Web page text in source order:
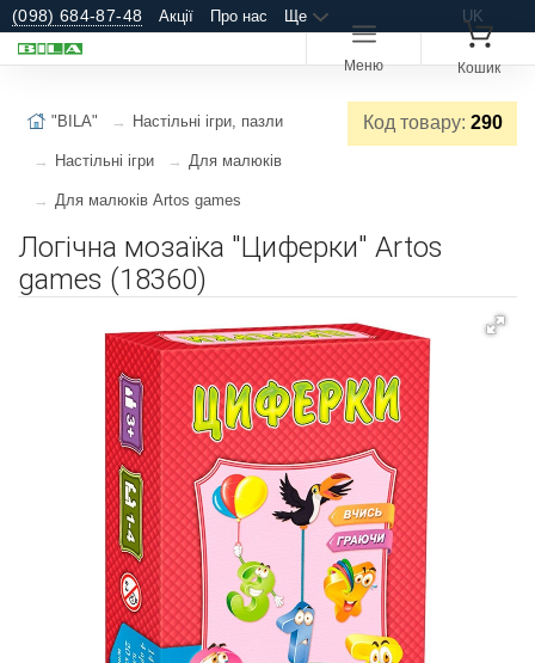
(098) 684-87-48 Акції Про нас Ще UK
Меню Кошик
Код товару: 290
"BILA" Настільні ігри, пазли
Настільні ігри Для малюків
Для малюків Artos games
Логічна мозаїка "Циферки" Artos
games (18360)